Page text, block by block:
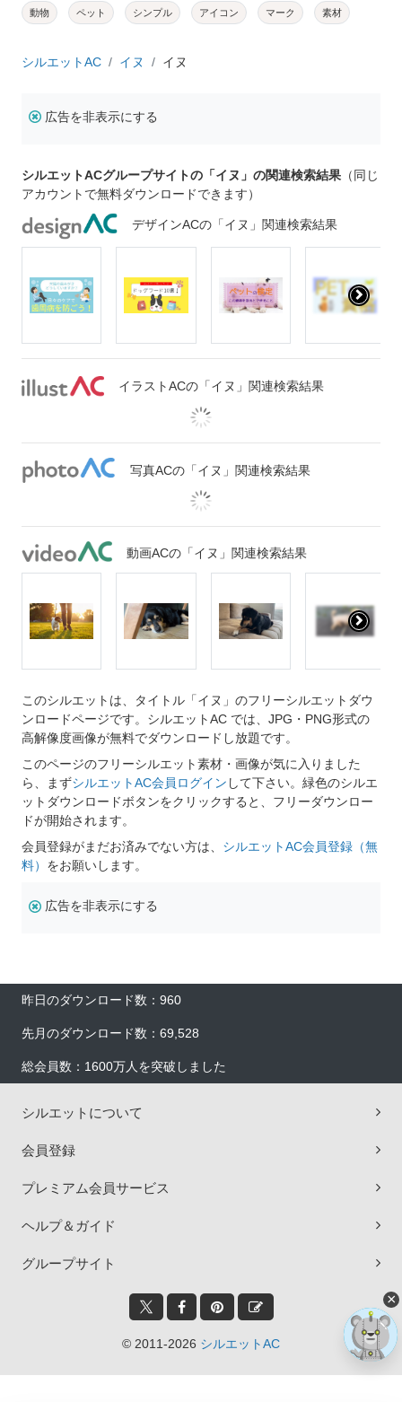
動物 ペット シンプル アイコン マーク 素材
シルエットAC イヌ イヌ
広告を非表示にする
シルエットACグループサイトの「イヌ」の関連検索結果 （同じ
アカウントで無料ダウンロードできます）
デザインACの「イヌ」関連検索結果
イラストACの「イヌ」関連検索結果
写真ACの「イヌ」関連検索結果
動画ACの「イヌ」関連検索結果
このシルエットは、タイトル「イヌ」のフリーシルエットダウ
ンロードページです。シルエットAC では、JPG・PNG形式の
高解像度画像が無料でダウンロードし放題です。
このページのフリーシルエット素材・画像が気に入りました
ら、まずシルエットAC会員ログイン して下さい。緑色のシルエ
ットダウンロードボタンをクリックすると、フリーダウンロー
ドが開始されます。
会員登録がまだお済みでない方は、 シルエットAC会員登録（無
料） をお願いします。
広告を非表示にする
昨日のダウンロード数：960
先月のダウンロード数：69,528
総会員数：1600万人を突破しました
シルエットについて
会員登録
プレミアム会員サービス
ヘルプ＆ガイド
グループサイト
© 2011-2026 シルエットAC
×